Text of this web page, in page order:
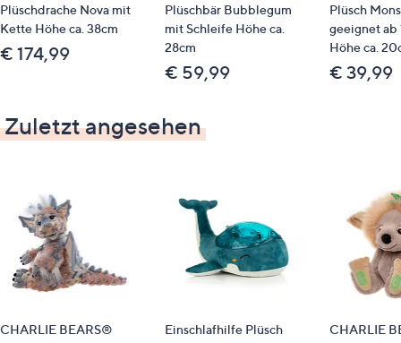
Plüschdrache Nova mit
Kette Höhe ca. 38cm
€ 174,99
Plüschbär Bubblegum
mit Schleife Höhe ca.
28cm
€ 59,99
Plüsch
geeignet ab
Höhe ca.
€ 39,99
Zuletzt angesehen
CHARLIE BEARS®
Einschlafhilfe Plüsch
CHARLIE